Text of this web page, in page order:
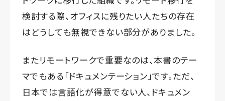
検討する際、オフィスに残りたい人たちの存在
はどうしても無視できない部分がありました。
またリモートワークで重要なのは、本書のテー
マでもある「ドキュメンテーション」です。ただ、
日本では言語化が得意でない人、ドキュメン